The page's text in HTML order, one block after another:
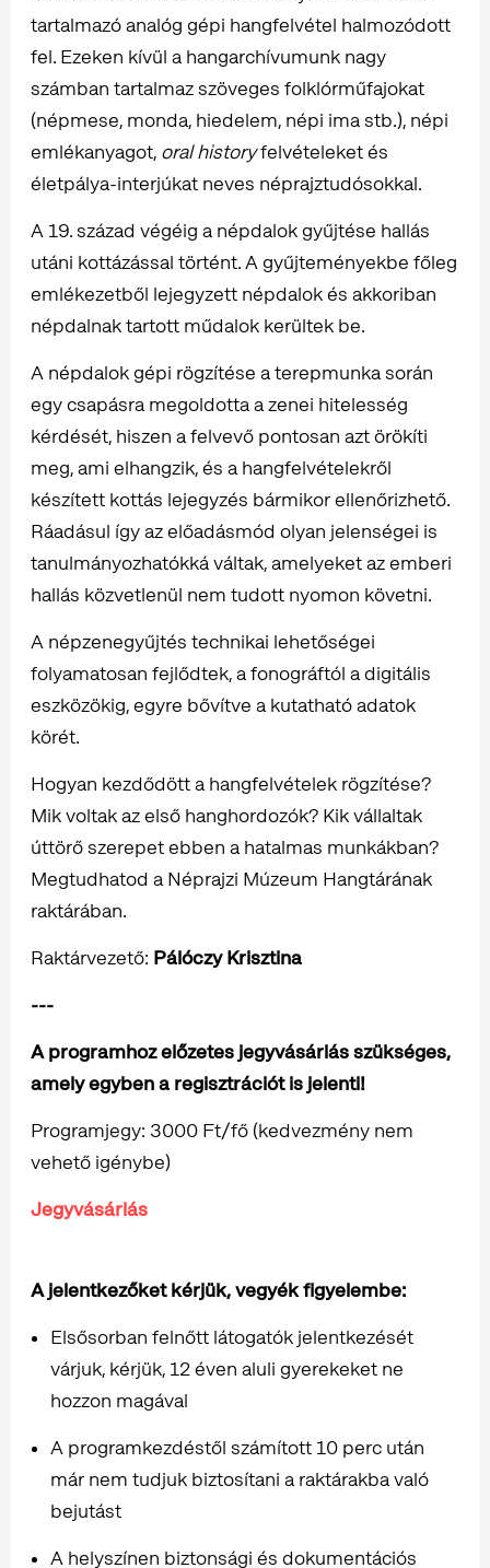
tartalmazó analóg gépi hangfelvétel halmozódott
fel. Ezeken kívül a hangarchívumunk nagy
számban tartalmaz szöveges folklórműfajokat
(népmese, monda, hiedelem, népi ima stb.), népi
emlékanyagot, oral historyfelvételeket és
életpálya-interjúkat neves néprajztudósokkal.
A 19. század végéig a népdalok gyűjtése hallás
utáni kottázással történt. A gyűjteményekbe főleg
emlékezetből lejegyzett népdalok és akkoriban
népdalnak tartott műdalok kerültek be.
A népdalok gépi rögzítése a terepmunka során
egy csapásra megoldotta a zenei hitelesség
kérdését, hiszen a felvevő pontosan azt örökíti
meg, ami elhangzik, és a hangfelvételekről
készített kottás lejegyzés bármikor ellenőrizhető.
Ráadásul így az előadásmód olyan jelenségei is
tanulmányozhatókká váltak, amelyeket az emberi
hallás közvetlenül nem tudott nyomon követni.
A népzenegyűjtés technikai lehetőségei
folyamatosan fejlődtek, a fonográftól a digitális
eszközökig, egyre bővítve a kutatható adatok
körét.
Hogyan kezdődött a hangfelvételek rögzítése?
Mik voltak az első hanghordozók? Kik vállaltak
úttörő szerepet ebben a hatalmas munkákban?
Megtudhatod a Néprajzi Múzeum Hangtárának
raktárában.
Raktárvezető: Pálóczy Krisztina
---
A programhoz előzetes jegyvásárlás szükséges,
amely egyben a regisztrációt is jelenti!
Programjegy: 3000 Ft/fő (kedvezmény nem
vehető igénybe)
Jegyvásárlás
A jelentkezőket kérjük, vegyék figyelembe:
Elsősorban felnőtt látogatók jelentkezését
várjuk, kérjük, 12 éven aluli gyerekeket ne
hozzon magával
A programkezdéstől számított 10 perc után
már nem tudjuk biztosítani a raktárakba való
bejutást
A helyszínen biztonsági és dokumentációs